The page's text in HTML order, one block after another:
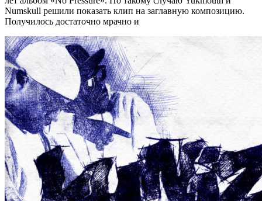
Numskull решили показать клип на заглавную композицию.
Получилось достаточно мрачно и